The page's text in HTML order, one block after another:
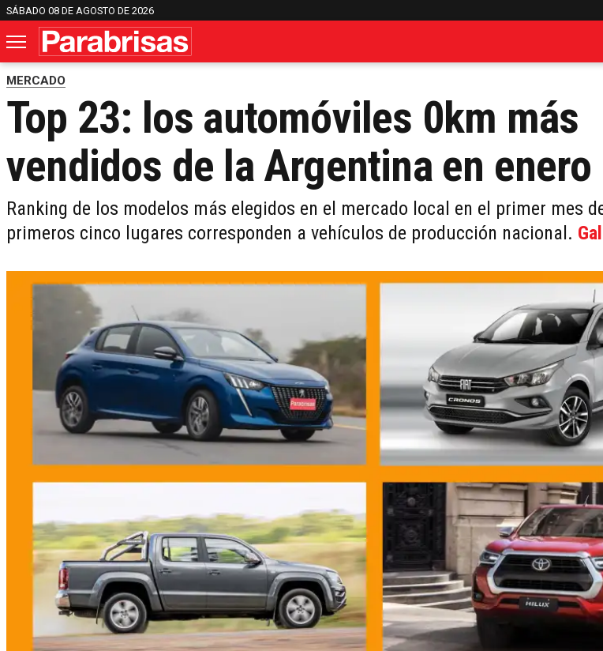
SÁBADO 08 DE AGOSTO DE 2026
MERCADO
Top 23: los automóviles 0km más
vendidos de la Argentina en enero
Ranking de los modelos más elegidos en el mercado local en el primer mes
primeros cinco lugares corresponden a vehículos de producción nacional.